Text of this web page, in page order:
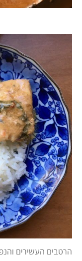
הרטבים העשירים